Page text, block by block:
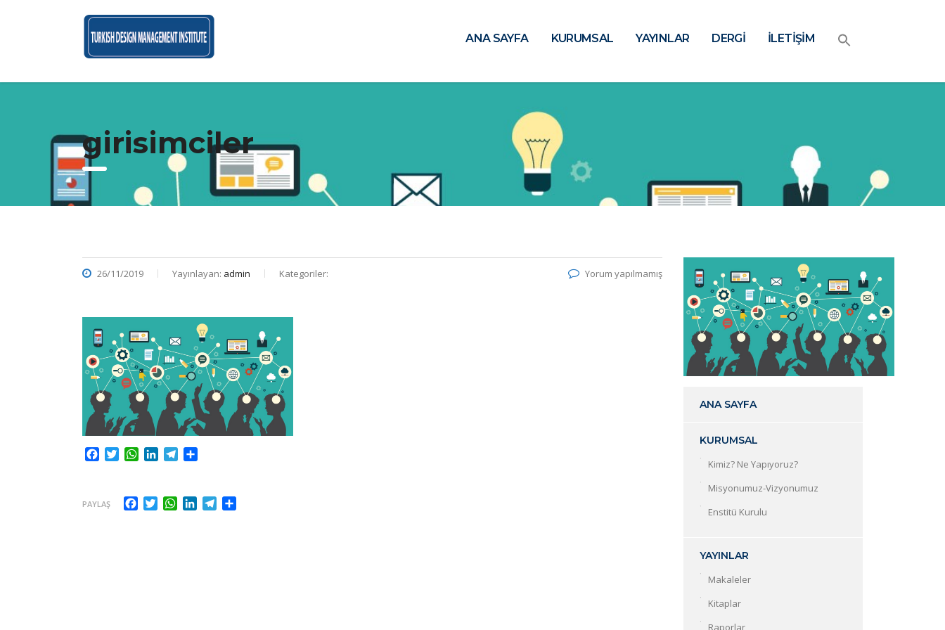
ANA SAYFA KURUMSAL YAYINLAR DERGİ İLETİŞİM
girisimciler
26/11/2019 Yayınlayan: admin Kategoriler: Yorum yapılmamış
Facebook
TwitterWhatsApp
LinkedInTelegram
PAYLAŞ Facebook
TwitterWhatsApp
LinkedInTelegram
ANA SAYFA
KURUMSAL
Kimiz? Ne Yapıyoruz?
Misyonumuz-Vizyonumuz
Enstitü Kurulu
YAYINLAR
Makaleler
Kitaplar
Raporlar